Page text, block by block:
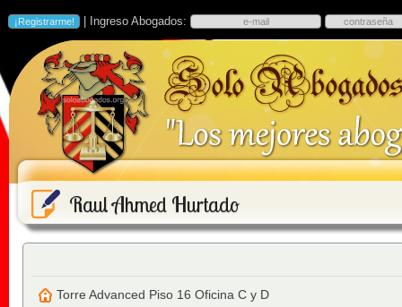
| Ingreso Abogados:
Raul Ahmed Hurtado
Torre Advanced Piso 16 Oficina C y D